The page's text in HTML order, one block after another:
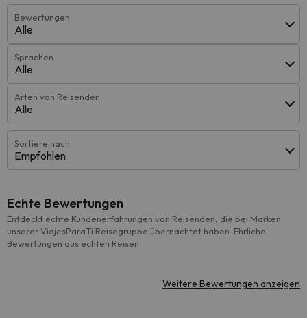
Bewertungen
Alle
Sprachen
Alle
Arten von Reisenden
Alle
Sortiere nach:
Empfohlen
Echte Bewertungen
Entdeckt echte Kundenerfahrungen von Reisenden, die bei Marken
unserer ViajesParaTi Reisegruppe übernachtet haben. Ehrliche
Bewertungen aus echten Reisen.
Weitere Bewertungen anzeigen